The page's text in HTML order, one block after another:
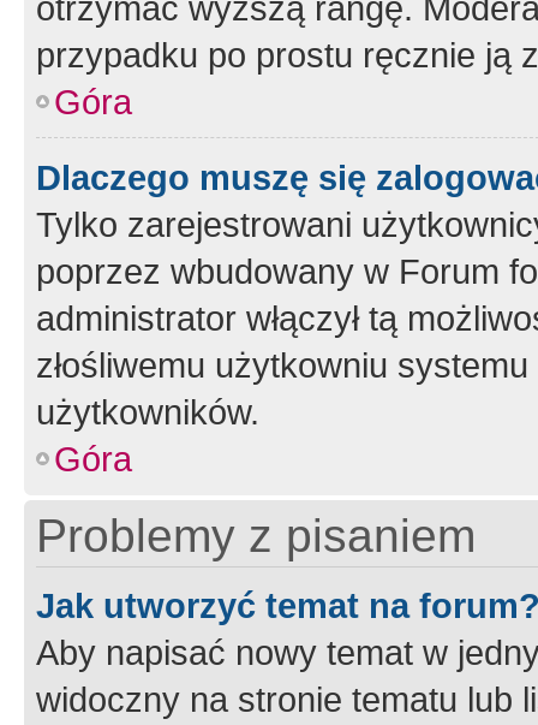
przypadku po prostu ręcznie ją
Góra
Dlaczego muszę się
Tylko zarejestrowani
poprzez wbudowany w Forum
administrator włączył tą
złośliwemu użytkowniu
użytkowników.
Góra
Problemy z pisaniem
Jak utworzyć temat na
Aby napisać nowy temat w
widoczny na stronie tematu lub